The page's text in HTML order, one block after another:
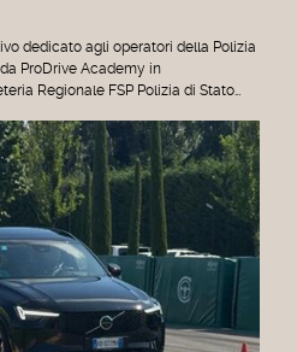
dedicato agli operatori della Polizia
ProDrive Academy in
Regionale FSP Polizia di Stato…